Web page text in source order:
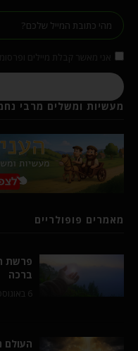
מעשיות ומשלים מרבי
מאמרים פופולריים
פרשת
ברכה
6 באוגוסט 2026
העולם